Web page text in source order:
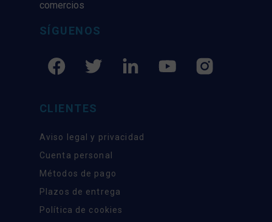
comercios
SÍGUENOS
CLIENTES
Aviso legal y privacidad
Cuenta personal
Métodos de pago
Plazos de entrega
Política de cookies